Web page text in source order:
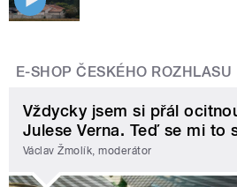
E-SHOP ČESKÉHO ROZHLASU
Vždycky jsem si přál
Julese Verna. Teď se mi to
Václav Žmolík, moderátor